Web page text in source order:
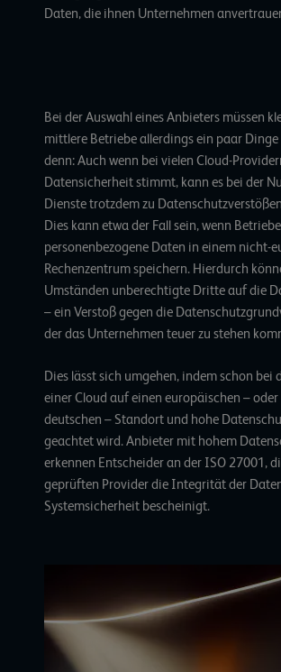
Daten, die ihnen Unternehmen
Bei der Auswahl eines Anbieters müssen
mittlere Betriebe allerdings ein paar
denn: Auch wenn bei vielen Cloud-
Datensicherheit stimmt, kann es bei der
Dienste trotzdem zu
Dies kann etwa der Fall sein, wenn Betriebe
personenbezogene Daten in einem nicht-
Rechenzentrum speichern. Hierdurch
Umständen unberechtigte Dritte auf die
– ein Verstoß gegen die
der das Unternehmen teuer zu stehen
Dies lässt sich umgehen, indem schon bei
einer Cloud auf einen europäischen – oder
deutschen – Standort und hohe
geachtet wird.Anbieter mit hohem
erkennen Entscheider an der ISO 27001 ,
geprüften Provider die Integrität der
Systemsicherheit bescheinigt.